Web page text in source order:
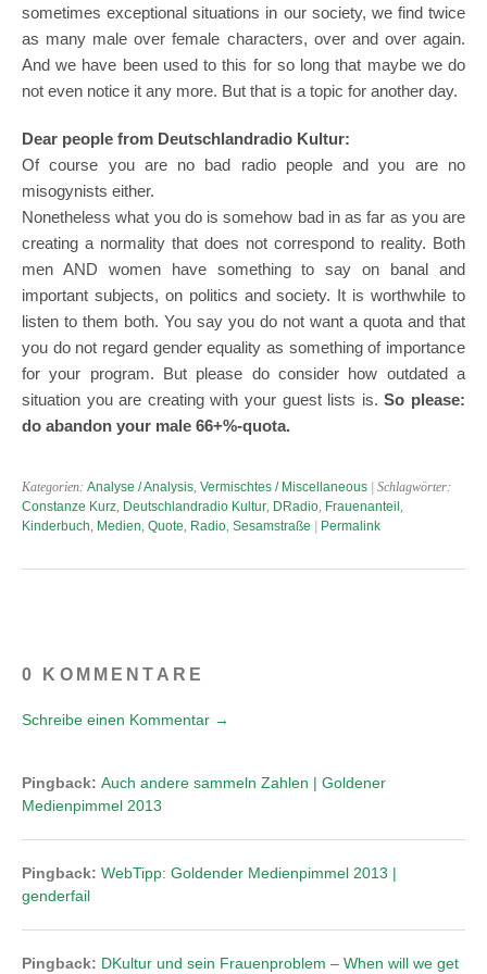
sometimes exceptional situations in our society, we find twice
as many male over female characters, over and over again.
And we have been used to this for so long that maybe we do
not even notice it any more. But that is a topic for another day.
Dear people from Deutschlandradio Kultur:
Of course you are no bad radio people and you are no
misogynists either.
Nonetheless what you do is somehow bad in as far as you are
creating a normality that does not correspond to reality. Both
men AND women have something to say on banal and
important subjects, on politics and society. It is worthwhile to
listen to them both. You say you do not want a quota and that
you do not regard gender equality as something of importance
for your program. But please do consider how outdated a
situation you are creating with your guest lists is.So please:
do abandon your male 66+%-quota.
Kategorien: Analyse / Analysis, Vermischtes / Miscellaneous | Schlagwörter:
Constanze Kurz, Deutschlandradio Kultur, DRadio, Frauenanteil ,
Kinderbuch, Medien, Quote, Radio, Sesamstraße Permalink
0 KOMMENTARE
Schreibe einen Kommentar →
Pingback: Auch andere sammeln Zahlen | Goldener
Medienpimmel 2013
Pingback: WebTipp: Goldender Medienpimmel 2013 |
genderfail
Pingback: DKultur und sein Frauenproblem – When will we get